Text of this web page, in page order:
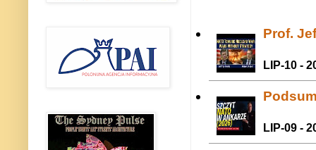
Prof.
LIP-10 -
LIP-09 -